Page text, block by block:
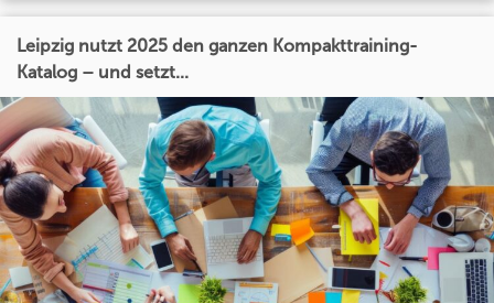
Leipzig nutzt 2025 den ganzen Kompakttraining-
Katalog – und setzt...